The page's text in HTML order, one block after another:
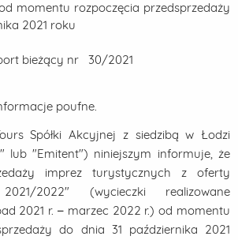
momentu rozpoczęcia przedsprzedaży
2021 roku
bieżący nr 30/2021
poufne.
Spółki Akcyjnej z siedzibą w Łodzi
lub "Emitent") niniejszym informuje, że
imprez turystycznych z oferty
2022" (wycieczki realizowane
2021 r. – marzec 2022 r.) od momentu
do dnia 31 października 2021